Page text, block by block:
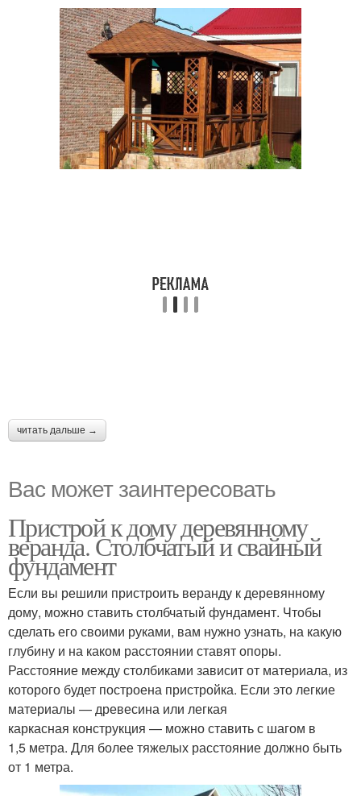
читать дальше →
Вас может заинтересовать
Пристрой к дому деревянному
веранда. Столбчатый и свайный
фундамент
Если вы решили пристроить веранду к деревянному
дому, можно ставить столбчатый фундамент. Чтобы
сделать его своими руками, вам нужно узнать, на какую
глубину и на каком расстоянии ставят опоры.
Расстояние между столбиками зависит от материала, из
которого будет построена пристройка. Если это легкие
материалы — древесина или легкая
каркасная конструкция — можно ставить с шагом в
1,5 метра. Для более тяжелых расстояние должно быть
от 1 метра.